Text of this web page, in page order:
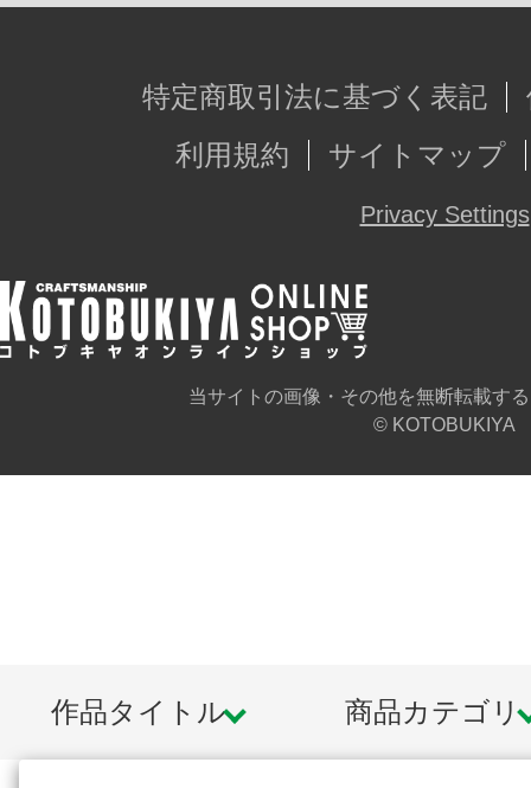
特定商取引法に基づく表記
利用規約
サイトマップ
Privacy Settings
当サイトの画像・その他を無断転載す
© KOTOBUKIYA
作品タイトル 商品カテゴリ